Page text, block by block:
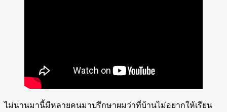
ไม่นานมานี้มีหลายคนมาปรึกษาผมว่าที่บ้านไม่อยากให้เรียน